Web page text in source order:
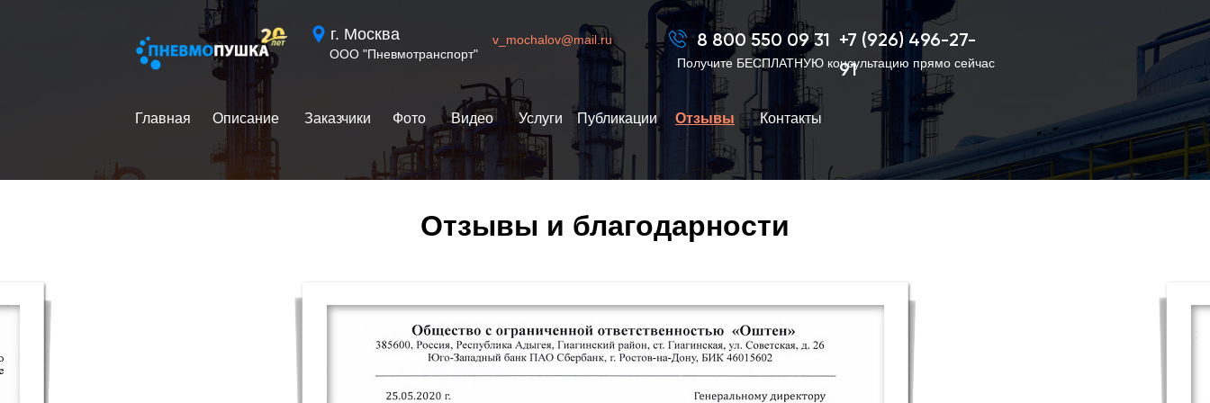
v_mochalov@mail.ru
ООО "Пневмотранспорт"
г. Москва
Главная Описание Заказчики Фото ⠀⠀Видео⠀ ⠀Услуги ⠀Публикации⠀ Отзывы ⠀⠀Контакты
8 800 550 09 31 +7 (926) 496-27-
91
⠀Получите БЕСПЛАТНУЮ консультацию прямо сейчас
Отзывы и благодарности